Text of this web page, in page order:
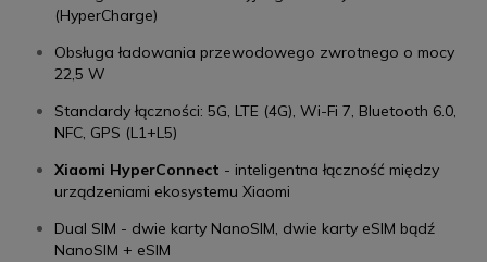
(HyperCharge)
Obsługa ładowania przewodowego zwrotnego o mocy
22,5 W
Standardy łączności: 5G, LTE (4G), Wi-Fi 7, Bluetooth 6.0,
NFC, GPS (L1+L5)
Xiaomi HyperConnect - inteligentna łączność między
urządzeniami ekosystemu Xiaomi
Dual SIM - dwie karty NanoSIM, dwie karty eSIM bądź
NanoSIM + eSIM